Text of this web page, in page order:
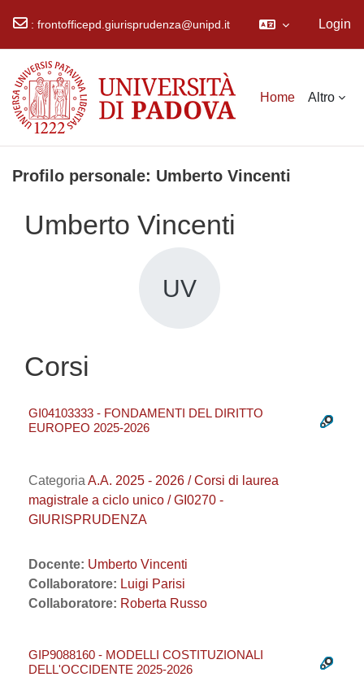
: frontofficepd.giurisprudenza@unipd.it Login
Home Altro
Profilo personale: Umberto Vincenti
Umberto Vincenti
UV
Corsi
GI04103333 - FONDAMENTI DEL DIRITTO
EUROPEO 2025-2026
Categoria A.A. 2025 - 2026 / Corsi di laurea
magistrale a ciclo unico / GI0270 -
GIURISPRUDENZA
Docente: Umberto Vincenti
Collaboratore: Luigi Parisi
Collaboratore: Roberta Russo
GIP9088160 - MODELLI COSTITUZIONALI
DELL'OCCIDENTE 2025-2026